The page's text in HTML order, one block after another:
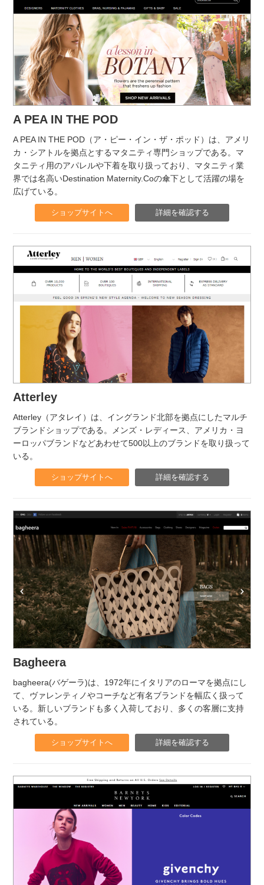
A PEA IN THE POD
A PEA IN THE POD（ア・ピー・イン・ザ・ポッド）は、アメリ
カ・シアトルを拠点とするマタニティ専門ショップである。マ
タニティ用のアパレルや下着を取り扱っており、マタニティ業
界では名高いDestination Maternity.Coの傘下として活躍の場を
広げている。
ショップサイトへ 詳細を確認する
Atterley
Atterley（アタレイ）は、イングランド北部を拠点にしたマルチ
ブランドショップである。メンズ・レディース、アメリカ・ヨ
ーロッパブランドなどあわせて500以上のブランドを取り扱って
いる。
ショップサイトへ 詳細を確認する
Bagheera
bagheera(バゲーラ)は、1972年にイタリアのローマを拠点にし
て、ヴァレンティノやコーチなど有名ブランドを幅広く扱って
いる。新しいブランドも多く入荷しており、多くの客層に支持
されている。
ショップサイトへ 詳細を確認する